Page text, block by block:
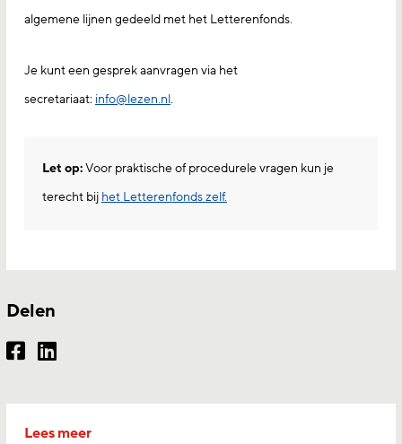
Lees meer
algemene lijnen gedeeld met het Letterenfonds.
Je kunt een gesprek aanvragen via het
secretariaat: info@lezen.nl.
Let op:Voor praktische of procedurele vragen kun je
terecht bij het Letterenfonds zelf.
Delen